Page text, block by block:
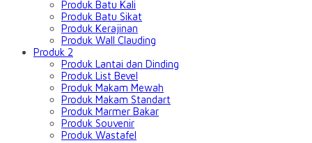
Produk Batu Kali
Produk Batu Sikat
Produk Kerajinan
Produk Wall Clauding
Produk 2
Produk Lantai dan Dinding
Produk List Bevel
Produk Makam Mewah
Produk Makam Standart
Produk Marmer Bakar
Produk Souvenir
Produk Wastafel